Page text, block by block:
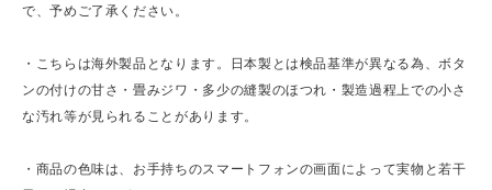
で、予めご了承ください。
・こちらは海外製品となります。日本製とは検品基準が異なる為、ボタ
ンの付けの甘さ・畳みジワ・多少の縫製のほつれ・製造過程上での小さ
な汚れ等が見られることがあります。
・商品の色味は、お手持ちのスマートフォンの画面によって実物と若干